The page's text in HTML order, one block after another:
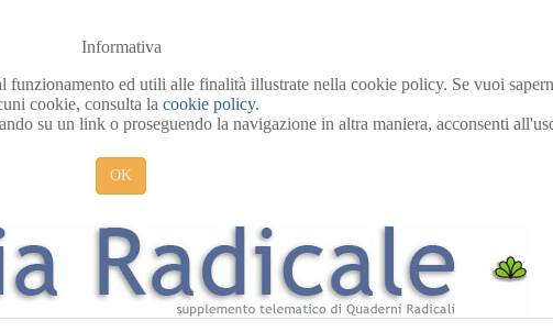
Informativa
ed utili alle finalità illustrate nella cookie policy. Se vuoi
cookie, consulta la cookie policy.
su un link o proseguendo la navigazione in altra maniera, acconsenti
OK